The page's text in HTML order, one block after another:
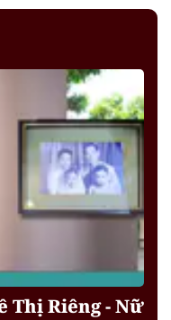
Thị Riêng - Nữ